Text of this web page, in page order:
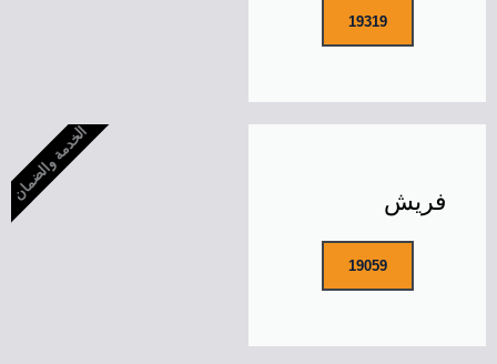
19319
فريش
19059
الخدمة والضمان